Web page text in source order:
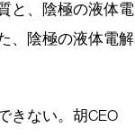
と、陰極の液体電
、陰極の液体電解
きない。胡CEO